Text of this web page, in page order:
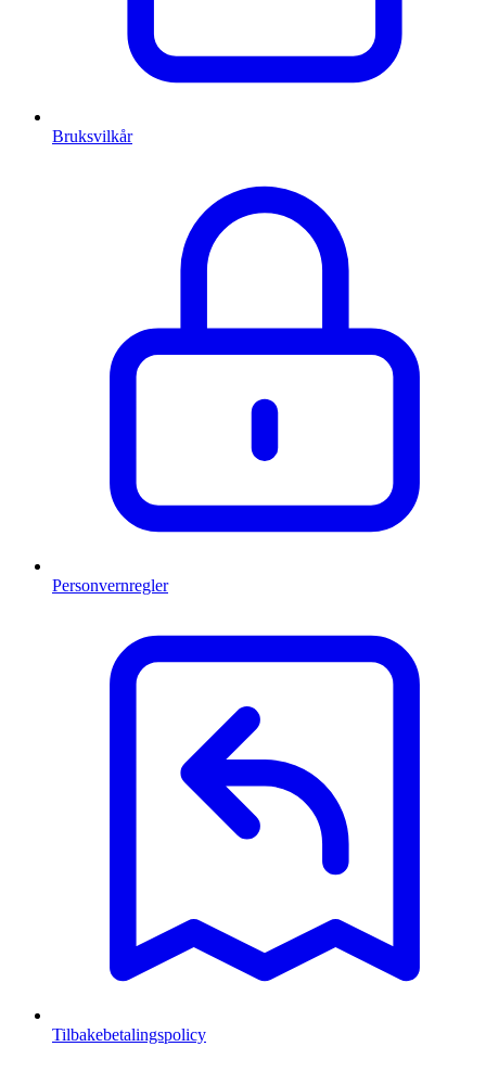
Bruksvilkår
Personvernregler
Tilbakebetalingspolicy